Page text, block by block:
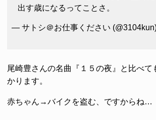
出す歳になるってことさ。
— サトシ＠お仕事ください
尾崎豊さんの名曲『１５の夜』と比べて
かります。
赤ちゃん→バイクを盗む、ですからね…